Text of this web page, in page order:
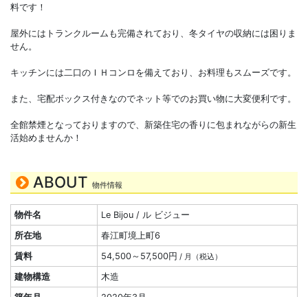
料です！
屋外にはトランクルームも完備されており、冬タイヤの収納には困りま
せん。
キッチンには二口のＩＨコンロを備えており、お料理もスムーズです。
また、宅配ボックス付きなのでネット等でのお買い物に大変便利です。
全館禁煙となっておりますので、新築住宅の香りに包まれながらの新生
活始めませんか！
ABOUT物件情報
物件名
Le Bijou / ル ビジュー
所在地
春江町境上町6
賃料
54,500～57,500円 / 月（税込）
建物構造
木造